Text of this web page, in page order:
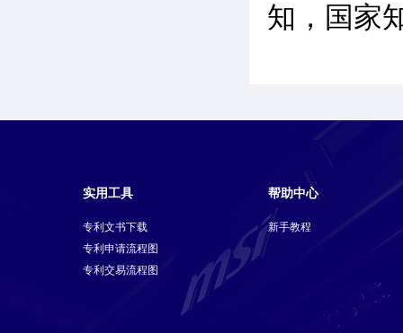
知，国家
实用工具
专利文书下载
专利申请流程图
专利交易流程图
帮助中心
新手教程